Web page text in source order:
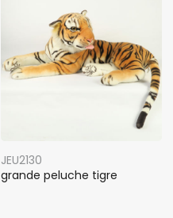
JEU2130
grande peluche tigre